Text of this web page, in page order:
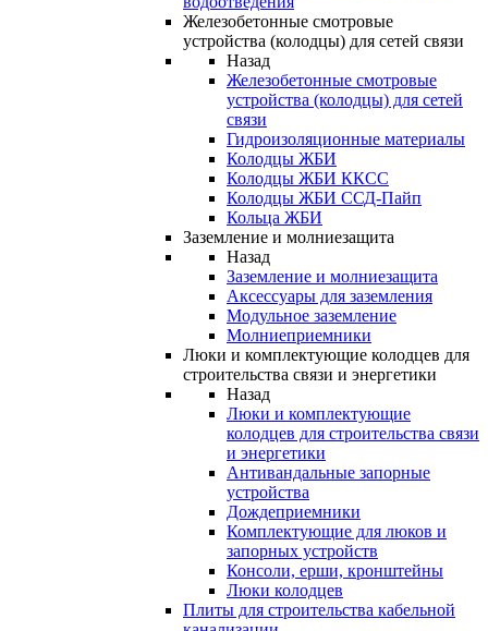
Железобетонные смотровые
устройства (колодцы) для сетей связи
Назад
Железобетонные смотровые
устройства (колодцы) для сетей
связи
Гидроизоляционные материалы
Колодцы ЖБИ
Колодцы ЖБИ ККСС
Колодцы ЖБИ ССД-Пайп
Кольца ЖБИ
Заземление и молниезащита
Назад
Заземление и молниезащита
Аксессуары для заземления
Модульное заземление
Молниеприемники
Люки и комплектующие колодцев для
строительства связи и энергетики
Назад
Люки и комплектующие
колодцев для строительства связи
и энергетики
Антивандальные запорные
устройства
Дождеприемники
Комплектующие для люков и
запорных устройств
Консоли, ерши, кронштейны
Люки колодцев
Плиты для строительства кабельной